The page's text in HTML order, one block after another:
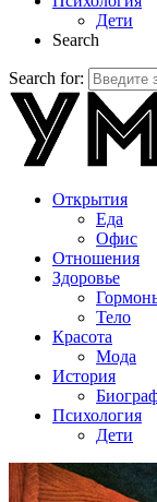
Дети
Search
Search for:
Открытия
Еда
Офис
Отношения
Здоровье
Тело
Красота
Мода
История
Психология
Дети